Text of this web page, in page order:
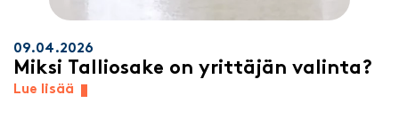
09.04.2026
Miksi Talliosake on yrittäjän valinta?
Lue lisää